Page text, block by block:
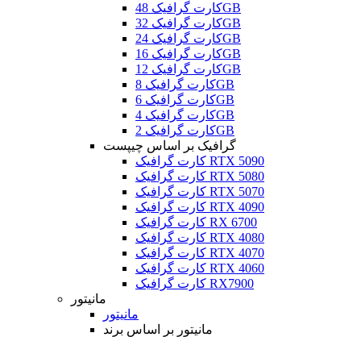
کارت گرافیک 48GB
کارت گرافیک 32GB
کارت گرافیک 24GB
کارت گرافیک 16GB
کارت گرافیک 12GB
کارت گرافیک 8GB
کارت گرافیک 6GB
کارت گرافیک 4GB
کارت گرافیک 2GB
گرافیک بر اساس چیپست
کارت گرافیک RTX 5090
کارت گرافیک RTX 5080
کارت گرافیک RTX 5070
کارت گرافیک RTX 4090
کارت گرافیک RX 6700
کارت گرافیک RTX 4080
کارت گرافیک RTX 4070
کارت گرافیک RTX 4060
کارت گرافیک RX7900
مانیتور
مانیتور
مانیتور بر اساس برند